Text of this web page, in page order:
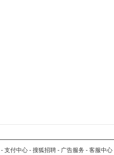
- 支付中心 - 搜狐招聘 - 广告服务 - 客服中心